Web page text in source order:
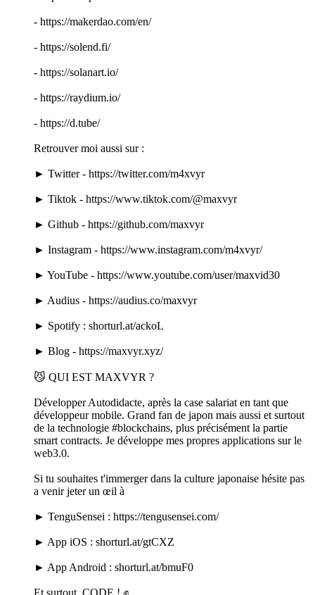
- https://makerdao.com/en/
- https://solend.fi/
- https://solanart.io/
- https://raydium.io/
- https://d.tube/
Retrouver moi aussi sur :
► Twitter - https://twitter.com/m4xvyr
► Tiktok - https://www.tiktok.com/@maxvyr
► Github - https://github.com/maxvyr
► Instagram - https://www.instagram.com/m4xvyr/
► YouTube - https://www.youtube.com/user/maxvid30
► Audius - https://audius.co/maxvyr
► Spotify : shorturl.at/ackoL
► Blog - https://maxvyr.xyz/
😼 QUI EST MAXVYR ?
Développer Autodidacte, après la case salariat en tant que
développeur mobile. Grand fan de japon mais aussi et surtout
de la technologie #blockchains, plus précisément la partie
smart contracts. Je développe mes propres applications sur le
web3.0.
Si tu souhaites t'immerger dans la culture japonaise hésite pas
a venir jeter un œil à
► TenguSensei : https://tengusensei.com/
► App iOS : shorturl.at/gtCXZ
► App Android : shorturl.at/bmuF0